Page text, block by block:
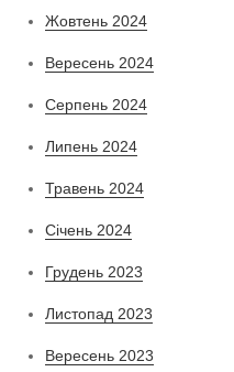
Жовтень 2024
Вересень 2024
Серпень 2024
Липень 2024
Травень 2024
Січень 2024
Грудень 2023
Листопад 2023
Вересень 2023